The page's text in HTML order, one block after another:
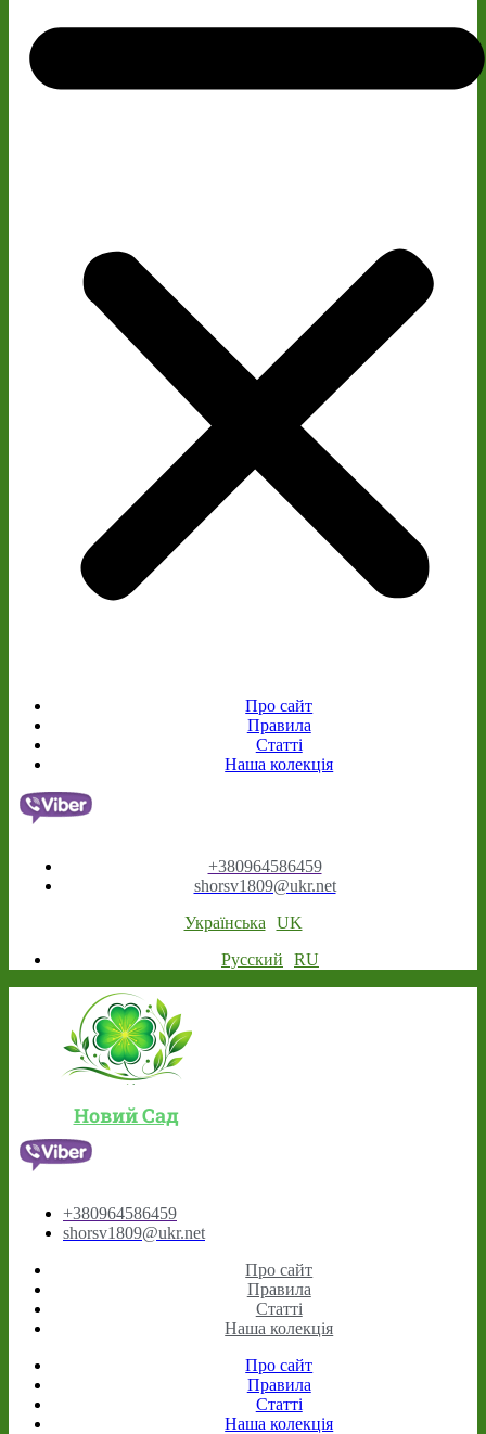
Про сайт
Правила
Статті
Наша колекція
+380964586459
shorsv1809@ukr.net
Українська
UK
Русский
RU
Новий Сад
+380964586459
shorsv1809@ukr.net
Про сайт
Правила
Статті
Наша колекція
Про сайт
Правила
Статті
Наша колекція